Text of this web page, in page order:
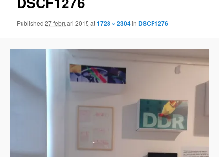
Published27 februari 2015 at1728 × 2304in DSCF1276